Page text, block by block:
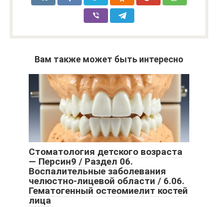
Вам также может быть интересно
Стоматология детского возраста
— Персин9 / Раздел 06.
Воспалительные заболевания
челюстно-лицевой области / 6.06.
Гематогенный остеомиелит костей
лица